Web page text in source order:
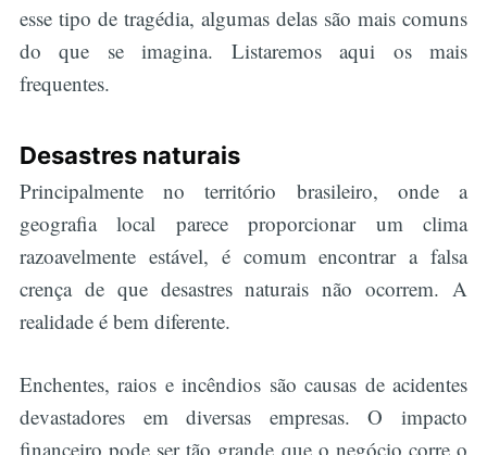
esse tipo de tragédia, algumas delas são mais comuns
do que se imagina. Listaremos aqui os mais
frequentes.
Desastres naturais
Principalmente no território brasileiro, onde a
geografia local parece proporcionar um clima
razoavelmente estável, é comum encontrar a falsa
crença de que desastres naturais não ocorrem. A
realidade é bem diferente.
Enchentes, raios e incêndios são causas de acidentes
devastadores em diversas empresas. O impacto
financeiro pode ser tão grande que o negócio corre o